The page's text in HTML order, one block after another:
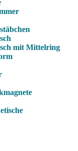
mit Mittelring